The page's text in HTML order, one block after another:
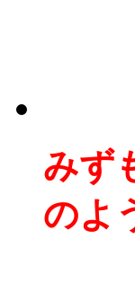
みず
のよ